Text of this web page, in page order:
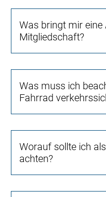
Was bringt mir eine
Mitgliedschaft?
Was muss ich
Fahrrad
Worauf sollte ich
achten?